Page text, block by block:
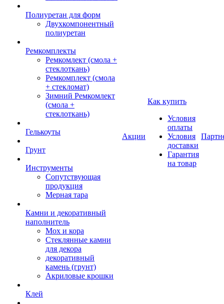
Полиуретан для форм
Двухкомпонентный
полиуретан
Ремкомплекты
Ремкомлект (смола +
стеклоткань)
Ремкомплект (смола
+ стекломат)
Зимний Ремкомлект
(смола +
стеклоткань)
Гелькоуты
Грунт
Инструменты
Сопутствующая
продукция
Мерная тара
Камни и декоративный
наполнитель
Мох и кора
Стеклянные камни
для декора
декоративный
камень (грунт)
Акриловые крошки
Клей
Акции
Как купить
Условия
оплаты
Условия
доставки
Гарантия
на товар